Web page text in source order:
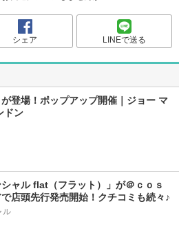
シェア LINEで送る
登場！ポップアップ開催｜ジョー マ
ドン
シャル flat（フラット）」が＠ｃｏｓ
店頭先行発売開始！クチコミも続々♪
ル